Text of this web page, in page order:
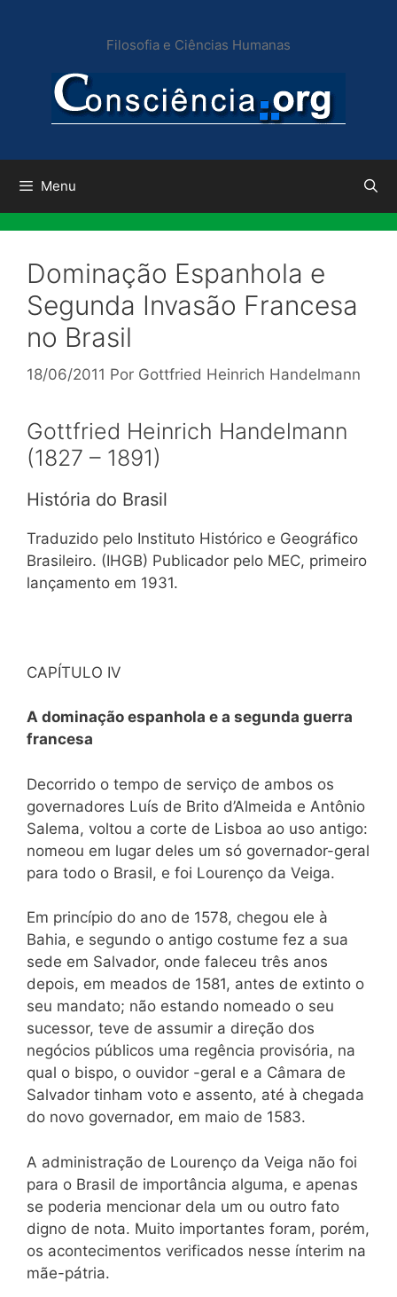
conteúdo
Filosofia e Ciências Humanas
Menu
Dominação Espanhola e
Segunda Invasão Francesa
no Brasil
18/06/2011 Por Gottfried Heinrich Handelmann
Gottfried Heinrich Handelmann
(1827 – 1891)
História do Brasil
Traduzido pelo Instituto Histórico e Geográfico
Brasileiro. (IHGB) Publicador pelo MEC, primeiro
lançamento em 1931.
CAPÍTULO IV
A dominação espanhola e a segunda guerra
francesa
Decorrido o tempo de serviço de ambos os
governadores Luís de Brito d’Almeida e Antônio
Salema, voltou a corte de Lisboa ao uso antigo:
nomeou em lugar deles um só governador-geral
para todo o Brasil, e foi Lourenço da Veiga.
Em princípio do ano de 1578, chegou ele à
Bahia, e segundo o antigo costume fez a sua
sede em Salvador, onde faleceu três anos
depois, em meados de 1581, antes de extinto o
seu mandato; não estando nomeado o seu
sucessor, teve de assumir a direção dos
negócios públicos uma regência provisória, na
qual o bispo, o ouvidor -geral e a Câmara de
Salvador tinham voto e assento, até à chegada
do novo governador, em maio de 1583.
A administração de Lourenço da Veiga não foi
para o Brasil de importância alguma, e apenas
se poderia mencionar dela um ou outro fato
digno de nota. Muito importantes foram, porém,
os acontecimentos verificados nesse ínterim na
mãe-pátria.